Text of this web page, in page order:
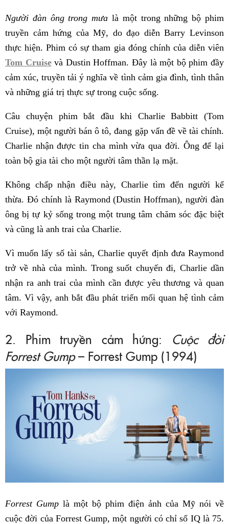
Người đàn ông trong mưa là một trong những bộ phim
truyền cảm hứng của Mỹ, do đạo diễn Barry Levinson
thực hiện. Phim có sự tham gia đóng chính của diễn viên
Tom Cruisevà Dustin Hoffman. Đây là một bộ phim đầy
cảm xúc, truyền tải ý nghĩa về tình cảm gia đình, tình thân
và những giá trị thực sự trong cuộc sống.
Câu chuyện phim bắt đầu khi Charlie Babbitt (Tom
Cruise), một người bán ô tô, đang gặp vấn đề về tài chính.
Charlie nhận được tin cha mình vừa qua đời. Ông để lại
toàn bộ gia tài cho một người tâm thần lạ mặt.
Không chấp nhận điều này, Charlie tìm đến người kế
thừa. Đó chính là Raymond (Dustin Hoffman), người đàn
ông bị tự kỷ sống trong một trung tâm chăm sóc đặc biệt
và cũng là anh trai của Charlie.
Vì muốn lấy số tài sản, Charlie quyết định đưa Raymond
trở về nhà của mình. Trong suốt chuyến đi, Charlie dần
nhận ra anh trai của mình cần được yêu thương và quan
tâm. Vì vậy, anh bắt đầu phát triển mối quan hệ tình cảm
với Raymond.
2. Phim truyền cảm hứng: Cuộc đời
Forrest Gump– Forrest Gump (1994)
Forrest Gump là một bộ phim điện ảnh của Mỹ nói về
cuộc đời của Forrest Gump, một người có chỉ số IQ là 75.